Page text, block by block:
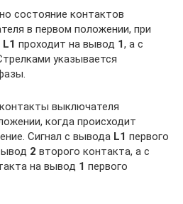
состояние контактов
в первом положении, при
L1 проходит на вывод 1, а с
указывается
выключателя
когда происходит
Сигнал с вывода L1 первого
2 второго контакта, а с
на вывод 1 первого